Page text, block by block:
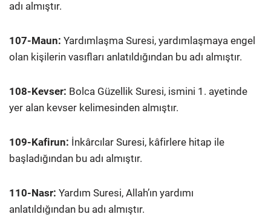
adı almıştır.
107-Maun: Yardımlaşma Suresi, yardımlaşmaya engel
olan kişilerin vasıfları anlatıldığından bu adı almıştır.
108-Kevser: Bolca Güzellik Suresi, ismini 1. ayetinde
yer alan kevser kelimesinden almıştır.
109-Kafirun: İnkârcılar Suresi, kâfirlere hitap ile
başladığından bu adı almıştır.
110-Nasr: Yardım Suresi, Allah’ın yardımı
anlatıldığından bu adı almıştır.